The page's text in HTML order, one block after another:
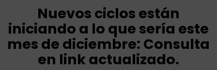
Nuevos ciclos están
iniciando a lo que sería este
mes de diciembre: Consulta
en link actualizado.